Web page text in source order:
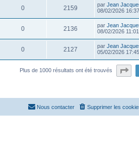
0 2159 par Jean
08/02/2026 16:37
0 2136 par Jean
08/02/2026 11:01
0 2127 par Jean
05/02/2026 17:45
Plus de 1000 résultats ont été trouvés
Supprimer les
Nous contacter